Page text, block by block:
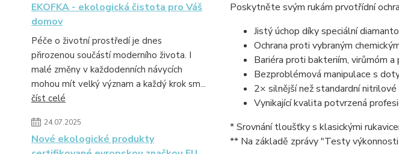
EKOFKA - ekologická čistota pro Váš
domov
Péče o životní prostředí je dnes
přirozenou součástí moderního života. I
malé změny v každodenních návycích
mohou mít velký význam a každý krok sm...
číst celé
24.07.2025
Nové ekologické produkty
Poskytněte svým rukám prvotřídní
Jistý úchop díky speciální
Ochrana proti vybraným
Bariéra proti bakteriím, virůmóm a
Bezproblémová manipulace s
2× silnější než standardní nitrilové
Vynikající kvalita potvrzená
* Srovnání tloušťky s klasickými
** Na základě zprávy "Testy